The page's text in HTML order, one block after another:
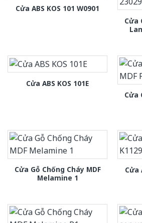
Cửa ABS KOS 101 W0901
Cửa
Cửa ABS KOS 101E
Cửa
Cửa Gỗ Chống Cháy MDF
Melamine 1
Cửa